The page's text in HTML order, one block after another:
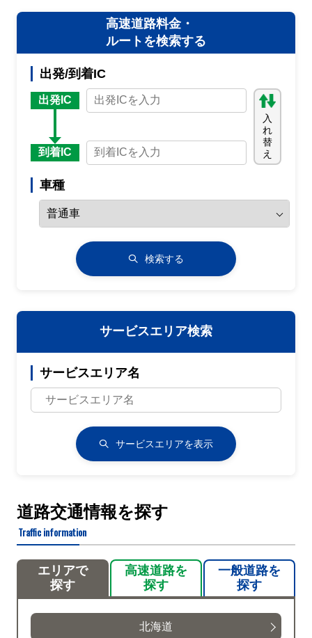
高速道路料金・
ルートを検索する
出発/到着IC
出発IC
到着IC
入
れ
替
え
車種
検索する
サービスエリア検索
サービスエリア名
サービスエリアを表示
道路交通情報を探す
Traffic information
エリアで
探す
高速道路を
探す
一般道路を
探す
北海道